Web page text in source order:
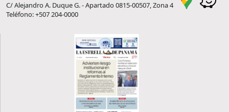
C/ Alejandro A. Duque G. - Apartado 0815-00507, Zona 4
Teléfono: +507 204-0000